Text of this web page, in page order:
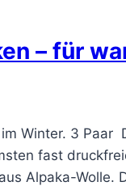
– für
Winter. 3 Paar
fast
Alpaka-Wolle.